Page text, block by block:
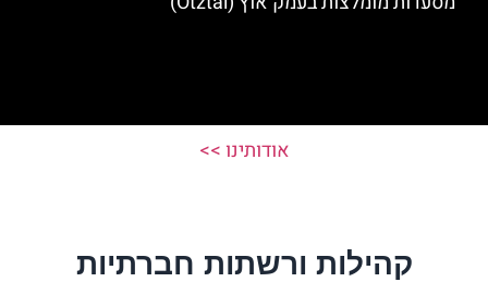
אודותינו >>
קהילות ורשתות חברתיות